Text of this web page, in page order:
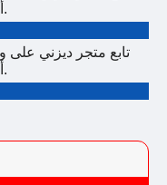
أحدث الأخبار والعروض والمزايا الأخرى.
تابع متجر ديزني على
أحدث الأخبار والعروض والمزايا الأخرى.